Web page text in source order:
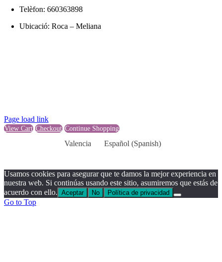
Telèfon: 660363898
Ubicació: Roca – Meliana
Page load link
View Cart Checkout Continue Shopping
Valencia Español (Spanish)
Usamos cookies para asegurar que te damos la mejor experiencia en
nuestra web. Si continúas usando este sitio, asumiremos que estás de
acuerdo con ello. Aceptar No Política de privacidad
Go to Top